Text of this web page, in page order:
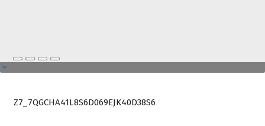
Z7_7QGCHA41L8S6D069EJK40D38S6